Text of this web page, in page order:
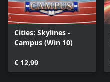
Cities: Skylines -
Campus (Win 10)
€ 12,99